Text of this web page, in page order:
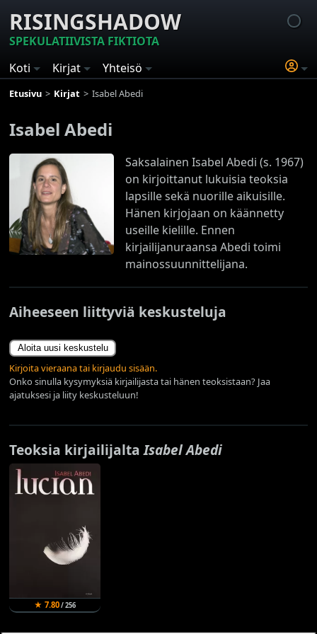
RISINGSHADOW
SPEKULATIIVISTA FIKTIOTA
Koti
Kirjat Yhteisö
Etusivu Kirjat Isabel Abedi
Isabel Abedi
Saksalainen Isabel Abedi (s. 1967)
on kirjoittanut lukuisia teoksia
lapsille sekä nuorille aikuisille.
Hänen kirjojaan on käännetty
useille kielille. Ennen
kirjailijanuraansa Abedi toimi
mainossuunnittelijana.
Aiheeseen liittyviä keskusteluja
Aloita uusi keskustelu
Kirjoita vieraana tai kirjaudu sisään.
Onko sinulla kysymyksiä kirjailijasta tai hänen teoksistaan? Jaa
ajatuksesi ja liity keskusteluun!
Teoksia kirjailijaltaIsabel Abedi
★ 7.80/ 256